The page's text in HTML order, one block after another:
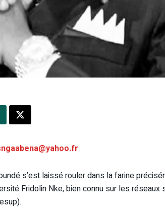
s’est laissé rouler dans la farine
Fridolin Nke, bien connu sur les réseaux